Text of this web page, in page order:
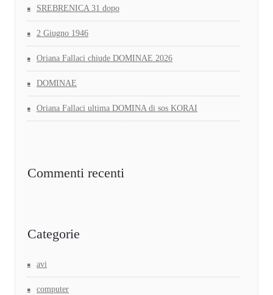
SREBRENICA 31 dopo
2 Giugno 1946
Oriana Fallaci chiude DOMINAE 2026
DOMINAE
Oriana Fallaci ultima DOMINA di sos KORAI
Commenti recenti
Categorie
avi
computer